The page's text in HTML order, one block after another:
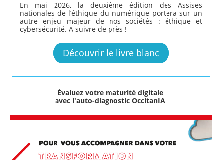
En mai 2026, la deuxième édition des Assises
nationales de l’éthique du numérique portera sur un
autre enjeu majeur de nos sociétés : éthique et
cybersécurité. A suivre de près !
Découvrir le livre blanc
Évaluezvotre maturitédigitale
avec l'auto-diagnostic OccitanIA